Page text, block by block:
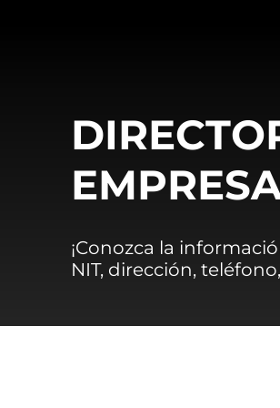
¡Conozca la
NIT, dirección,